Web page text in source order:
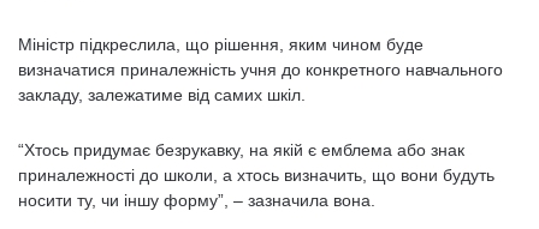
Міністр підкреслила, що рішення, яким чином буде
визначатися приналежність учня до конкретного навчального
закладу, залежатиме від самих шкіл.
“Хтось придумає безрукавку, на якій є емблема або знак
приналежності до школи, а хтось визначить, що вони будуть
носити ту, чи іншу форму”, – зазначила вона.